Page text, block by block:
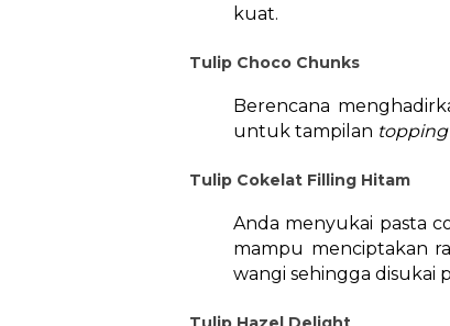
kuat.
Tulip Choco Chunks
Berencana
untuk tampilan topping
Tulip Cokelat Filling Hitam
Anda menyukai pasta
mampu menciptakan
wangi sehingga disukai